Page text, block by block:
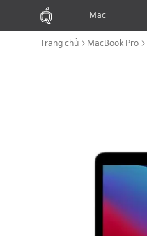
Mac
Trang chủ MacBook Pro